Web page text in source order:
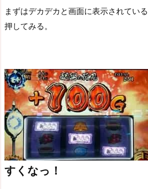
まずはデカデカと画面に表示されてい
押してみる。
すくなっ！